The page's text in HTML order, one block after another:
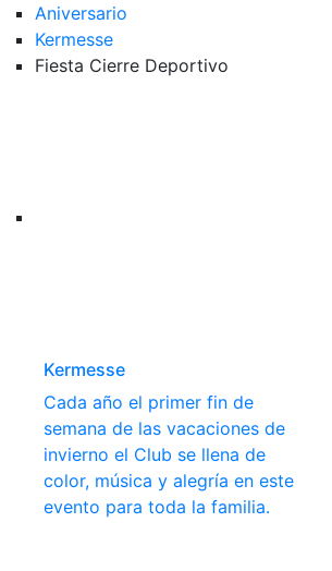
Aniversario
Kermesse
Fiesta Cierre Deportivo
Kermesse
Cada año el primer fin de
semana de las vacaciones de
invierno el Club se llena de
color, música y alegría en este
evento para toda la familia.